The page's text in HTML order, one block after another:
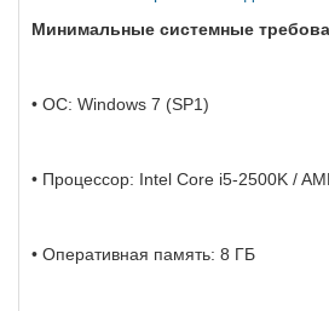
Минимальные системные
• ОС: Windows 7 (SP1)
• Процессор: Intel Core i5-2500K /
• Оперативная память: 8 ГБ